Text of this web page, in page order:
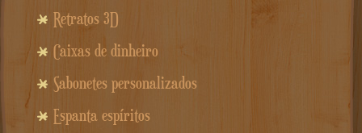
Retratos 3D
Caixas de dinheiro
Sabonetes personalizados
Espanta espíritos